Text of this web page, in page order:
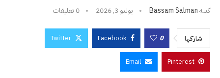
كتبهBassam Salman يوليو 3, 2026 0 تعليقات
شاركها 0
Facebook
Twitter
Pinterest
Email